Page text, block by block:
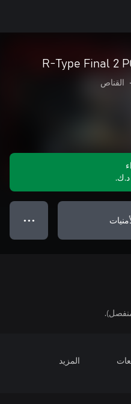
R-Type Final 2
• القناص
● ● ●
المزيد